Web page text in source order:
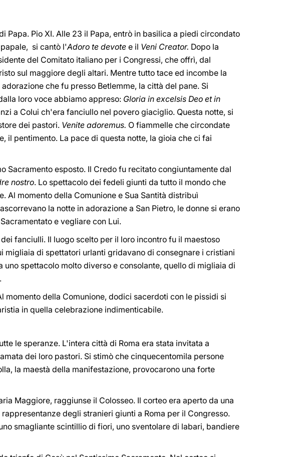
Pio XI. Alle 23 il Papa, entrò in basilica a piedi circondato
papale, si cantò l'Adoro te devote e il Veni Creator. Dopo la
del Comitato italiano per i Congressi, che offrì, dal
sul maggiore degli altari. Mentre tutto tace ed incombe la
che fu presso Betlemme, la città del pane. Si
loro voce abbiamo appreso: Gloria in excelsis Deo et in
a Colui ch'era fanciullo nel povero giaciglio. Questa notte, si
dei pastori. Venite adoremus. O fiammelle che circondate
il pentimento. La pace di questa notte, la gioia che ci fai
Sacramento esposto. Il Credo fu recitato congiuntamente dal
nostro. Lo spettacolo dei fedeli giunti da tutto il mondo che
Al momento della Comunione e Sua Santità distribuì
la notte in adorazione a San Pietro, le donne si erano
e vegliare con Lui.
fanciulli. Il luogo scelto per il loro incontro fu il maestoso
migliaia di spettatori urlanti gridavano di consegnare i cristiani
spettacolo molto diverso e consolante, quello di migliaia di
della Comunione, dodici sacerdoti con le pissidi si
in quella celebrazione indimenticabile.
le speranze. L'intera città di Roma era stata invitata a
dei loro pastori. Si stimò che cinquecentomila persone
la maestà della manifestazione, provocarono una forte
Maggiore, raggiunse il Colosseo. Il corteo era aperto da una
degli stranieri giunti a Roma per il Congresso.
smagliante scintillio di fiori, uno sventolare di labari, bandiere